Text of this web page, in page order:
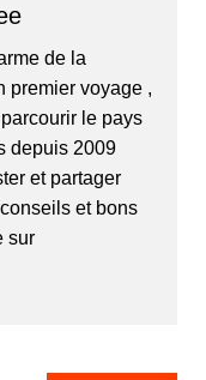
de la
premier voyage ,
le pays
depuis 2009
et partager
et bons
sur